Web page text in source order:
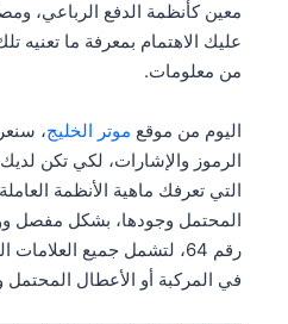
معين كأنظمة الدفع الرباعي،
عليك الاهتمام بمعرفة ما تعنيه
من معلومات.
اليوم من موقع موتر الخليج،
الرموز والإشارات، لكي تكن لديك
التي تعرفك ماهية الأنظمة
رقم 64، لتشمل جميع
في المركبة أو الأعطال المحتمل